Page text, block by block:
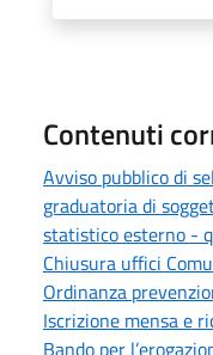
Contenuti
Avviso pubblico di
graduatoria di
statistico esterno -
Chiusura uffici
Ordinanza
Iscrizione mensa e
Bando per